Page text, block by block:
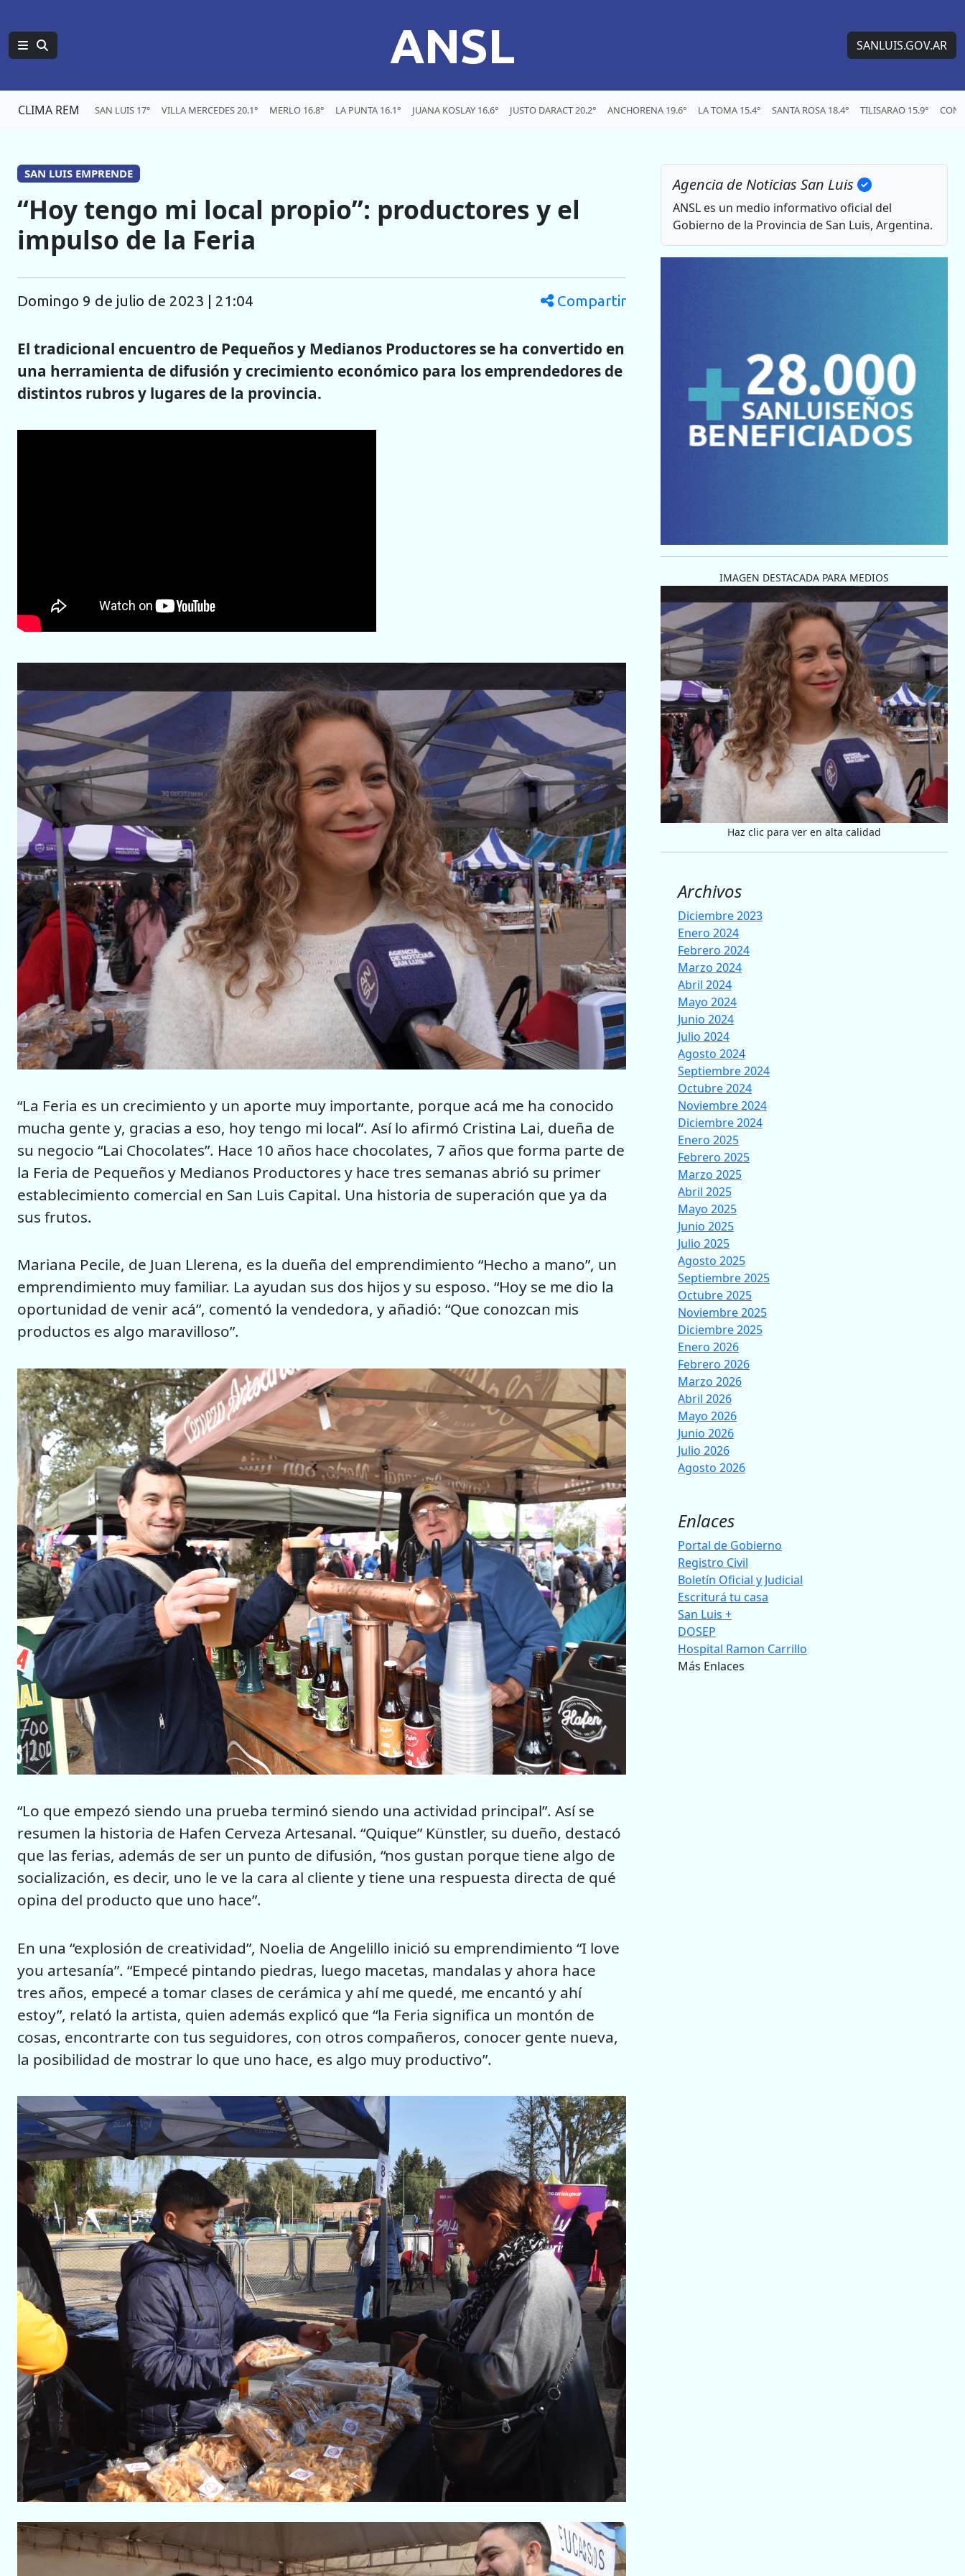
ANSL SANLUIS.GOV.AR
CLIMA REM SAN LUIS 17° VILLA MERCEDES 20.1° MERLO 16.8° LA PUNTA 16.1° JUANA KOSLAY 16.6° JUSTO DARACT 20.2° ANCHORENA 19.6° LA TOMA 15.4° SANTA ROSA 18.4° TILISARAO 15.9°
SAN LUIS EMPRENDE
“Hoy tengo mi local propio”: productores y el
impulso de la Feria
domingo 9 de julio de 2023 | 21:04 Compartir
El tradicional encuentro de Pequeños y Medianos Productores se ha convertido en
una herramienta de difusión y crecimiento económico para los emprendedores de
distintos rubros y lugares de la provincia.
“La Feria es un crecimiento y un aporte muy importante, porque acá me ha conocido
mucha gente y, gracias a eso, hoy tengo mi local”. Así lo afirmó Cristina Lai, dueña de
su negocio “Lai Chocolates”. Hace 10 años hace chocolates, 7 años que forma parte de
la Feria de Pequeños y Medianos Productores y hace tres semanas abrió su primer
establecimiento comercial en San Luis Capital. Una historia de superación que ya da
sus frutos.
Mariana Pecile, de Juan Llerena, es la dueña del emprendimiento “Hecho a mano”, un
emprendimiento muy familiar. La ayudan sus dos hijos y su esposo. “Hoy se me dio la
oportunidad de venir acá”, comentó la vendedora, y añadió: “Que conozcan mis
productos es algo maravilloso”.
“Lo que empezó siendo una prueba terminó siendo una actividad principal”. Así se
resumen la historia de Hafen Cerveza Artesanal. “Quique” Künstler, su dueño, destacó
que las ferias, además de ser un punto de difusión, “nos gustan porque tiene algo de
socialización, es decir, uno le ve la cara al cliente y tiene una respuesta directa de qué
opina del producto que uno hace”.
En una “explosión de creatividad”, Noelia de Angelillo inició su emprendimiento “I love
you artesanía”. “Empecé pintando piedras, luego macetas, mandalas y ahora hace
tres años, empecé a tomar clases de cerámica y ahí me quedé, me encantó y ahí
estoy”, relató la artista, quien además explicó que “la Feria significa un montón de
cosas, encontrarte con tus seguidores, con otros compañeros, conocer gente nueva,
la posibilidad de mostrar lo que uno hace, es algo muy productivo”.
Agencia de Noticias San Luis
ANSL es un medio informativo oficial del
Gobierno de la Provincia de San Luis, Argentina.
IMAGEN DESTACADA PARA MEDIOS
Haz clic para ver en alta calidad
Archivos
Diciembre 2023
Enero 2024
Febrero 2024
Marzo 2024
Abril 2024
Mayo 2024
Junio 2024
Julio 2024
Agosto 2024
Septiembre 2024
Octubre 2024
Noviembre 2024
Diciembre 2024
Enero 2025
Febrero 2025
Marzo 2025
Abril 2025
Mayo 2025
Junio 2025
Julio 2025
Agosto 2025
Septiembre 2025
Octubre 2025
Noviembre 2025
Diciembre 2025
Enero 2026
Febrero 2026
Marzo 2026
Abril 2026
Mayo 2026
Junio 2026
Julio 2026
Agosto 2026
Enlaces
Portal de Gobierno
Registro Civil
Boletín Oficial y Judicial
Escriturá tu casa
San Luis +
DOSEP
Hospital Ramon Carrillo
Más Enlaces